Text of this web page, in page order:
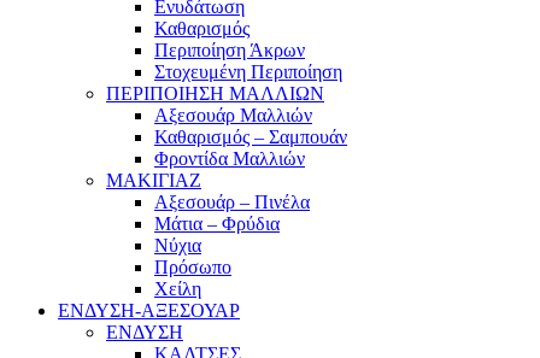
Ενυδάτωση
Καθαρισμός
Περιποίηση Άκρων
Στοχευμένη Περιποίηση
ΠΕΡΙΠΟΙΗΣΗ ΜΑΛΛΙΩΝ
Αξεσουάρ Μαλλιών
Καθαρισμός – Σαμπουάν
Φροντίδα Μαλλιών
ΜΑΚΙΓΙΑΖ
Αξεσουάρ – Πινέλα
Μάτια – Φρύδια
Νύχια
Πρόσωπο
Χείλη
ΕΝΔΥΣΗ-ΑΞΕΣΟΥΑΡ
ΕΝΔΥΣΗ